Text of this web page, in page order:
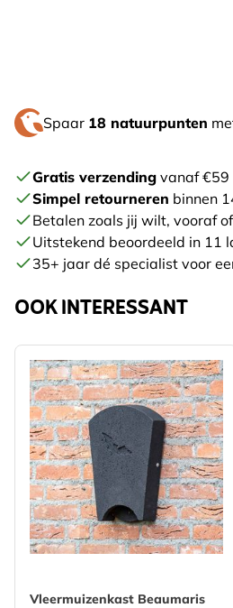
Spaar 18 natuurpunten
Gratis verzending vanaf €59
Simpel retourneren binnen
Betalen zoals jij wilt, vooraf
Uitstekend beoordeeld in 11
35+ jaar dé specialist voor
OOK INTERESSANT
Vleermuizenkast Beaumaris